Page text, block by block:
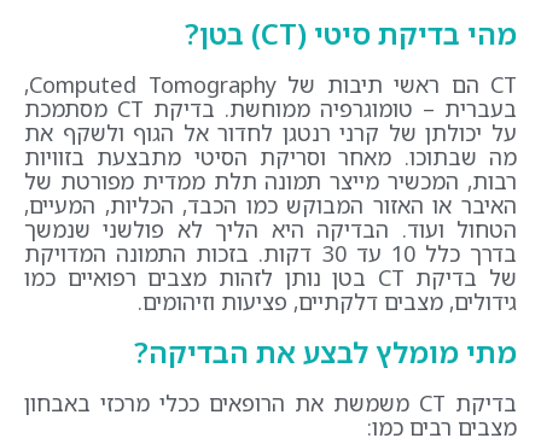
מהי בדיקת סיטי (CT) בטן?
CT הם ראשי תיבות של Computed Tomography,
בעברית – טומוגרפיה ממוחשת. בדיקת CT מסתמכת
על יכולתן של קרני רנטגן לחדור אל הגוף ולשקף את
מה שבתוכו. מאחר וסריקת הסיטי מתבצעת בזוויות
רבות, המכשיר מייצר תמונה תלת ממדית מפורטת של
האיבר או האזור המבוקש כמו הכבד, הכליות, המעיים,
הטחול ועוד. הבדיקה היא הליך לא פולשני שנמשך
בדרך כלל 10 עד 30 דקות. בזכות התמונה המדויקת
של בדיקת CT בטן נותן לזהות מצבים רפואיים כמו
גידולים, מצבים דלקתיים, פציעות וזיהומים.
מתי מומלץ לבצע את הבדיקה?
בדיקת CT משמשת את הרופאים ככלי מרכזי באבחון
מצבים רבים כמו: